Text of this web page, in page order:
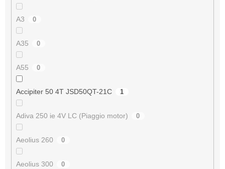
A3 0
A35 0
A55 0
Accipiter 50 4T JSD50QT-21C 1
Adiva 250 ie 4V LC (Piaggio motor) 0
Aeolius 260 0
Aeolius 300 0